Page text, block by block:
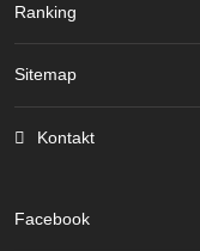
Ranking
Sitemap
Kontakt
Facebook